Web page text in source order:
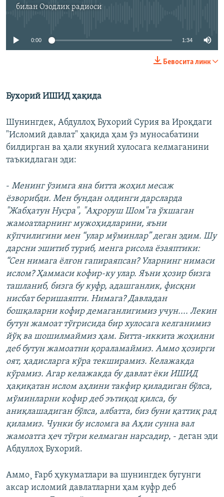
билан Озодлик радиоси
Айни дамда медиа-манба мавжуд эмас
0:00 1:34
Бевосита линк
Бухорий ИШИД ҳақида
Шунингдек, Абдуллоҳ Бухорий Сурия ва Ироқдаги
"Исломий давлат" ҳақида ҳам ўз муносабатини
билдирган ва ҳали якуний хулосага келмаганини
таъкидлаган эди:
- Менинг ўзимга яна битта жоҳил месаж
ëзворибди. Мен бундан олдинги дарсларда
"Жабҳатун Нусра", "Аҳроруш Шом"га ўхшаган
жамоатларнинг мужоҳидларини, яъни
кўпчилигини мен “улар мўминлар” деган эдим. Шу
дарсни эшитиб туриб, менга рисола ëзаяптики:
“Сен нимага ëлғон гапираяпсан? Уларнинг нимаси
ислом? Ҳаммаси кофир-ку улар. Яъни ҳозир бизга
ташланиб, бизга бу куфр, адашганлик, фисқни
нисбат беришаяпти. Нимага? Давладан
бошқаларни кофир демаганлигимиз учун.... Лекин
бутун жамоат тўғрисида бир хулосага келганимиз
йўқ ва шошилмаймиз ҳам. Битта-иккита жоҳилни
деб бутун жамоатни қораламаймиз. Аммо ҳозирги
оят, ҳадисларга кўра текширамиз. Келажакда
кўрамиз. Агар келажакда бу давлат ëки ИШИД
ҳақиқатан ислом аҳлини такфир қиладиган бўлса,
мўминларни кофир деб эътиқод қилса, бу
аниқлашадиган бўлса, албатта, биз буни қаттиқ рад
қиламиз. Чунки бу исломга ва Аҳли сунна вал
жамоатга ҳеч тўғри келмаган нарсадир, - деган эди
Абдуллоҳ Бухорий.
Аммо¸ Ғарб ҳукуматлари ва шунингдек бугунги
аксар исломий давлатларни ҳам куфр деб